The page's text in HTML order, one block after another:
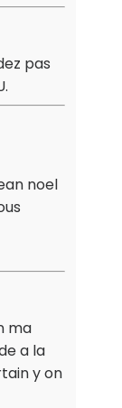
pas
noel
ma
a la
y on